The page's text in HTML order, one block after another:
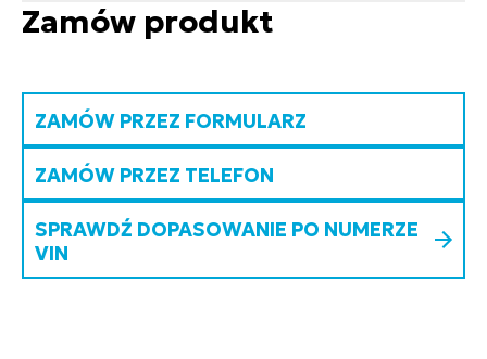
Zamów produkt
ZAMÓW PRZEZ FORMULARZ
ZAMÓW PRZEZ TELEFON
SPRAWDŹ DOPASOWANIE PO NUMERZE
VIN